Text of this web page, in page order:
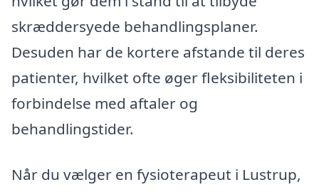
skræddersyede behandlingsplaner.
Desuden har de kortere afstande til deres
patienter, hvilket ofte øger fleksibiliteten i
forbindelse med aftaler og
behandlingstider.
Når du vælger en fysioterapeut i Lustrup,